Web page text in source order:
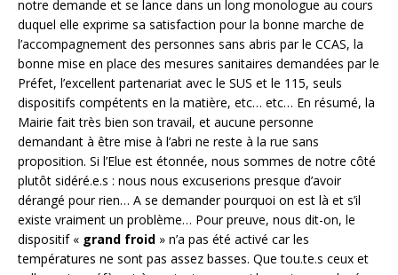
notre demande et se lance dans un long monologue au cours
duquel elle exprime sa satisfaction pour la bonne marche de
l’accompagnement des personnes sans abris par le CCAS, la
bonne mise en place des mesures sanitaires demandées par le
Préfet, l’excellent partenariat avec le SUS et le 115, seuls
dispositifs compétents en la matière, etc… etc… En résumé, la
Mairie fait très bien son travail, et aucune personne
demandant à être mise à l’abri ne reste à la rue sans
proposition. Si l’Elue est étonnée, nous sommes de notre côté
plutôt sidéré.e.s : nous nous excuserions presque d’avoir
dérangé pour rien… A se demander pourquoi on est là et s’il
existe vraiment un problème… Pour preuve, nous dit-on, le
dispositif « grand froid » n’a pas été activé car les
températures ne sont pas assez basses. Que tou.te.s ceux et